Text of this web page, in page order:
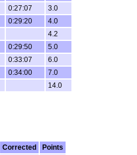
0:27:07
3.0
0:29:20
4.0
4.2
0:29:50
5.0
0:33:07
6.0
0:34:00
7.0
14.0
Corrected
Points